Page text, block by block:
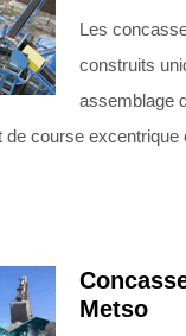
Les
construits
assemblage
course excentrique
Metso